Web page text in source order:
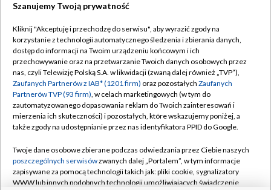
TVP
Abonament TVP
Sklep TVP
Biuro Reklamy
Oferta Handlowa
Emisja w TVP
Rada Programowa
Regulamin TVP
Polityka prywatności
Moje zgody
Biuro reklamy
Kanały
Szanujemy Twoją prywatność
Kliknij "Akceptuję i przechodzę do serwisu", aby wyrazić zgody na
korzystanie z technologii automatycznego śledzenia i zbierania danych,
dostęp do informacji na Twoim urządzeniu końcowym i ich
przechowywanie oraz na przetwarzanie Twoich danych osobowych przez
nas, czyli Telewizję Polską S.A. w likwidacji (zwaną dalej również „TVP”),
Zaufanych Partnerów z IAB* (1201 firm) oraz pozostałych Zaufanych
Partnerów TVP (93 firm), w celach marketingowych (w tym do
zautomatyzowanego dopasowania reklam do Twoich zainteresowań i
mierzenia ich skuteczności) i pozostałych, które wskazujemy poniżej, a
także zgody na udostępnianie przez nas identyfikatora PPID do Google.
Twoje dane osobowe zbierane podczas odwiedzania przez Ciebie naszych
poszczególnych serwisówzwanych dalej „Portalem”, w tym informacje
zapisywane za pomocą technologii takich jak: pliki cookie, sygnalizatory
WWW lub innych podobnych technologii umożliwiających świadczenie